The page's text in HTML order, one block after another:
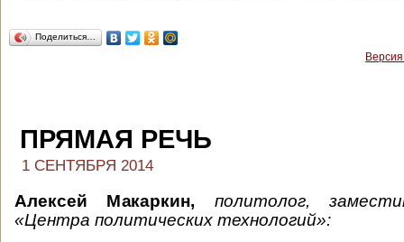
Поделиться…
ПРЯМАЯ РЕЧЬ
1 СЕНТЯБРЯ 2014
Алексей Макаркин, политолог,
«Центра политических технологий»: